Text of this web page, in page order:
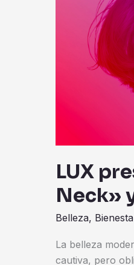
LUX
Neck»
Belleza,
La belleza
cautiva, pero
recuperar